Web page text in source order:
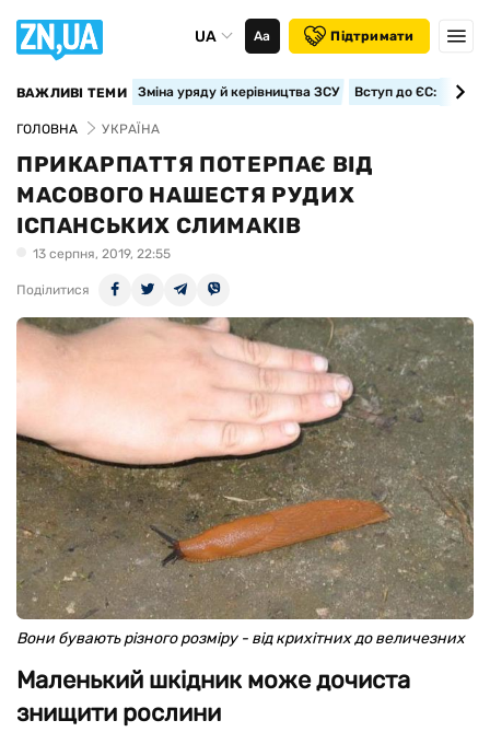
UA Аа Підтримати
ВАЖЛИВІ ТЕМИ Зміна уряду й керівництва ЗСУ Вступ до ЄС:
ГОЛОВНА УКРАЇНА
ПРИКАРПАТТЯ ПОТЕРПАЄ ВІД
МАСОВОГО НАШЕСТЯ РУДИХ
ІСПАНСЬКИХ СЛИМАКІВ
13 серпня, 2019, 22:55
Поділитися
Вони бувають різного розміру - від крихітних до величезних
Маленький шкідник може дочиста
знищити рослини